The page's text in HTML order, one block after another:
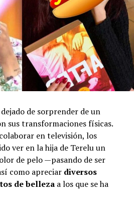
de sorprender de un
sus transformaciones físicas.
en televisión, los
ver en la hija de Terelu un
de pelo —pasando de ser
como apreciar diversos
de belleza a los que se ha